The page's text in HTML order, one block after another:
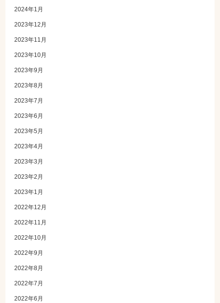
2024年1月
2023年12月
2023年11月
2023年10月
2023年9月
2023年8月
2023年7月
2023年6月
2023年5月
2023年4月
2023年3月
2023年2月
2023年1月
2022年12月
2022年11月
2022年10月
2022年9月
2022年8月
2022年7月
2022年6月